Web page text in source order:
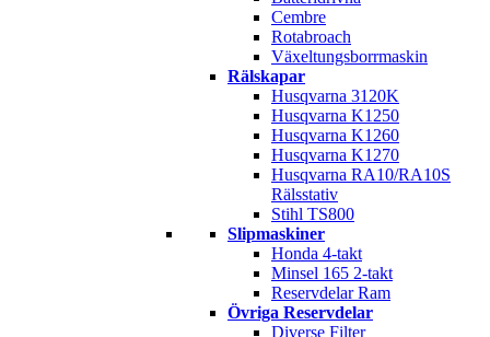
Cembre
Rotabroach
Växeltungsborrmaskin
Rälskapar
Husqvarna 3120K
Husqvarna K1250
Husqvarna K1260
Husqvarna K1270
Husqvarna RA10/RA10S
Rälsstativ
Stihl TS800
Slipmaskiner
Honda 4-takt
Minsel 165 2-takt
Reservdelar Ram
Övriga Reservdelar
Diverse Filter